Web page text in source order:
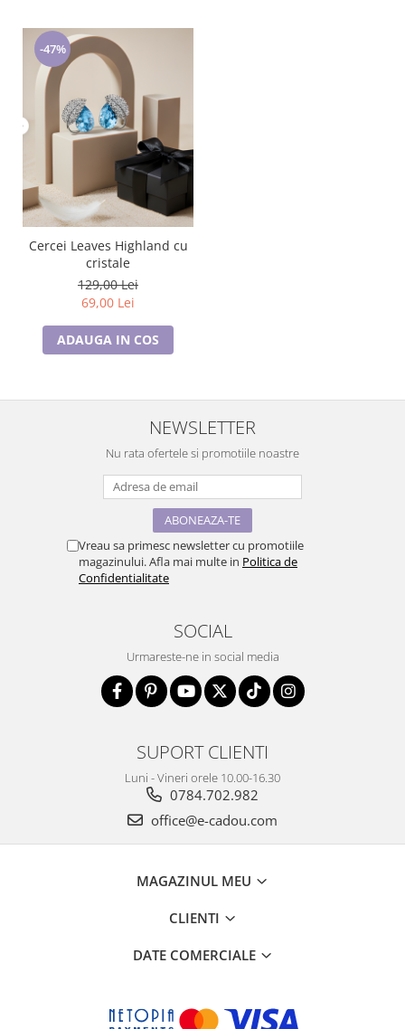
-47%
Cercei Leaves Highland cu
cristale
129,00 Lei
69,00 Lei
ADAUGA IN COS
NEWSLETTER
Nu rata ofertele si promotiile noastre
Vreau sa primesc newsletter cu promotiile
magazinului. Afla mai multe in Politica de
Confidentialitate
SOCIAL
Urmareste-ne in social media
SUPORT CLIENTI
Luni - Vineri orele 10.00-16.30
0784.702.982
office@e-cadou.com
MAGAZINUL MEU
CLIENTI
DATE COMERCIALE